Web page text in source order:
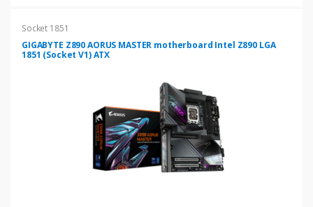
Socket 1851
GIGABYTE Z890 AORUS MASTER motherboard Intel Z890 LGA
1851 (Socket V1) ATX